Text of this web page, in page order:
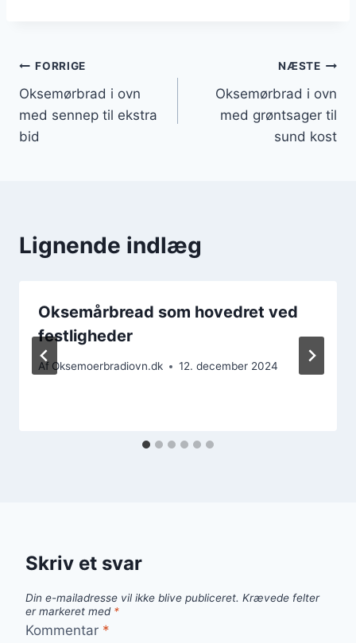
Indlægsnavigation
FORRIGE
Oksemørbrad i ovn
med sennep til ekstra
bid
NÆSTE
Oksemørbrad i ovn
med grøntsager til
sund kost
Lignende indlæg
Oksemårbread som hovedret ved
festligheder
Af Oksemoerbradiovn.dk 12. december 2024
Skriv et svar
Din e-mailadresse vil ikke blive publiceret. Krævede felter
er markeret med *
Kommentar *